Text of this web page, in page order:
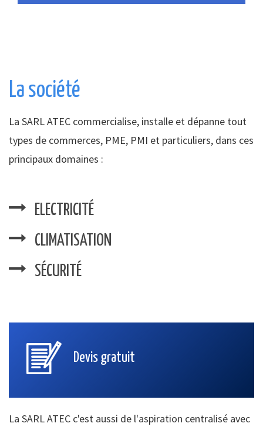
La société
La SARL ATEC commercialise, installe et dépanne tout
types de commerces, PME, PMI et particuliers, dans ces
principaux domaines :
ELECTRICITÉ
CLIMATISATION
SÉCURITÉ
Devis gratuit
La SARL ATEC c'est aussi de l'aspiration centralisé avec